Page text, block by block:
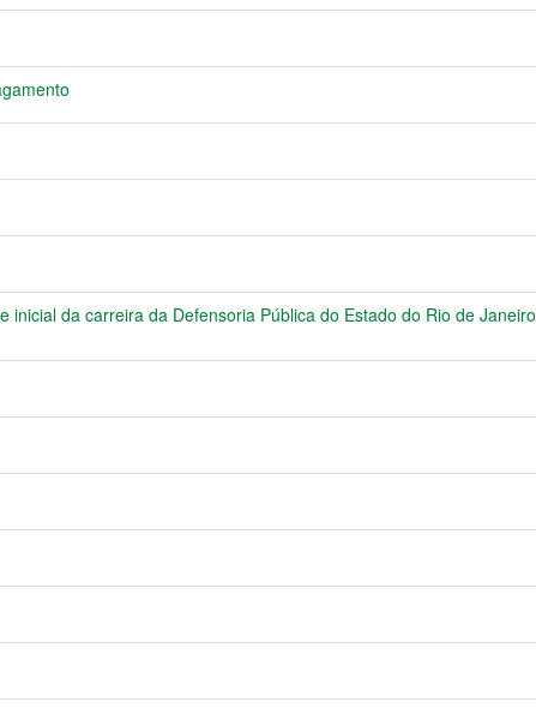
inicial da carreira da Defensoria Pública do Estado do Rio de Janeiro